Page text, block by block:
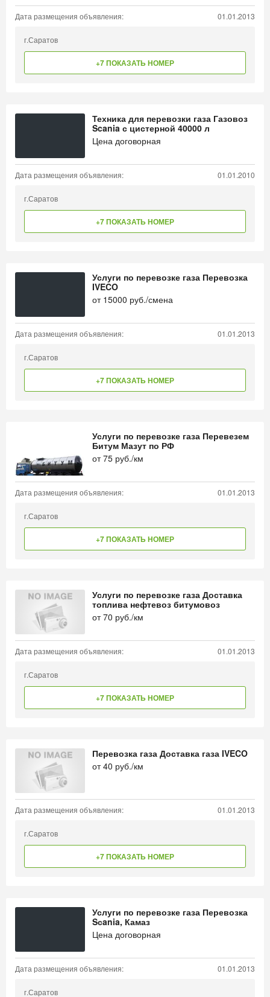
Дата размещения объявления: 01.01.2013
г.Саратов
+7 ПОКАЗАТЬ НОМЕР
Техника для перевозки газа Газовоз
Scania с цистерной 40000 л
Цена договорная
Дата размещения объявления: 01.01.2010
г.Саратов
+7 ПОКАЗАТЬ НОМЕР
Услуги по перевозке газа Перевозка
IVECO
от 15000 руб./смена
Дата размещения объявления: 01.01.2013
г.Саратов
+7 ПОКАЗАТЬ НОМЕР
Услуги по перевозке газа Перевезем
Битум Мазут по РФ
от75 руб./км
Дата размещения объявления: 01.01.2013
г.Саратов
+7 ПОКАЗАТЬ НОМЕР
Услуги по перевозке газа Доставка
топлива нефтевоз битумовоз
от70 руб./км
Дата размещения объявления: 01.01.2013
г.Саратов
+7 ПОКАЗАТЬ НОМЕР
Перевозка газа Доставка газа IVECO
от40 руб./км
Дата размещения объявления: 01.01.2013
г.Саратов
+7 ПОКАЗАТЬ НОМЕР
Услуги по перевозке газа Перевозка
Sсania, Камаз
Цена договорная
Дата размещения объявления: 01.01.2013
г.Саратов